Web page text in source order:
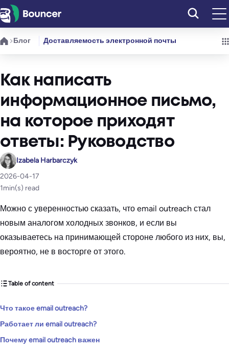
Перейти
к
содержимому
Блог Доставляемость электронной почты
Как написать
информационное письмо,
на которое приходят
ответы: Руководство
Izabela Harbarczyk
2026-04-17
1min(s) read
Можно с уверенностью сказать, что email outreach стал
новым аналогом холодных звонков, и если вы
оказываетесь на принимающей стороне любого из них, вы,
вероятно, не в восторге от этого.
Table of content
Что такое email outreach?
Работает ли email outreach?
Почему email outreach важен